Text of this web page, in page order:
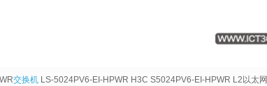
交换机LS-5024PV6-EI-HPWR H3C S5024PV6-EI-HPWR L2以太网